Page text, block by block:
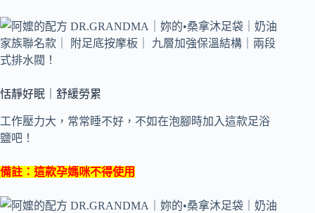
恬靜好眠｜舒緩勞累
工作壓力大，常常睡不好，不如在泡腳時加入這款足浴
鹽吧！
備註：這款孕媽咪不得使用